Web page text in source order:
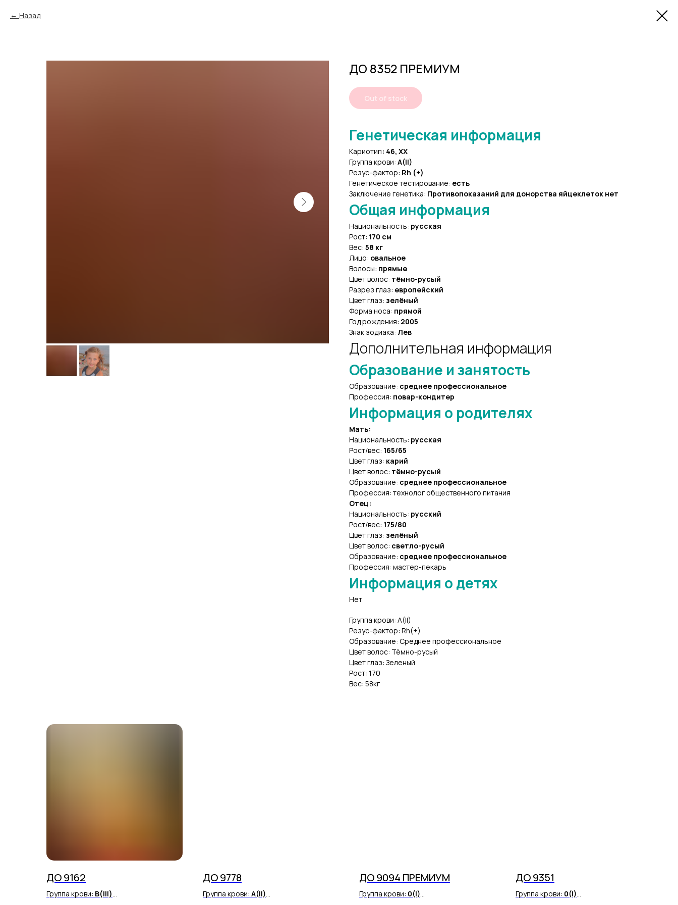
Назад
ДО 8352 ПРЕМИУМ
Out of stock
Генетическая информация
Кариотип: 46, XX
Группа крови: A(II)
Резус-фактор: Rh (+)
Генетическое тестирование: есть
Заключение генетика: Противопоказаний для донорства яйцеклеток нет
Общая информация
Национальность: русская
Рост: 170 см
Вес: 58 кг
Лицо: овальное
Волосы: прямые
Цвет волос: тёмно-русый
Разрез глаз: европейский
Цвет глаз: зелёный
Форма носа: прямой
Год рождения: 2005
Знак зодиака: Лев
Дополнительная информация
Образование и занятость
Образование: среднее профессиональное
Профессия: повар-кондитер
Информация о родителях
Мать:
Национальность: русская
Рост/вес: 165/65
Цвет глаз: карий
Цвет волос: тёмно-русый
Образование: среднее профессиональное
Профессия: технолог общественного питания
Отец:
Национальность: русский
Рост/вес: 175/80
Цвет глаз: зелёный
Цвет волос: светло-русый
Образование: среднее профессиональное
Профессия: мастер-пекарь
Информация о детях
Нет
Группа крови: A(II)
Резус-фактор: Rh(+)
Образование: Среднее профессиональное
Цвет волос: Тёмно-русый
Цвет глаз: Зеленый
Рост: 170
Вес: 58кг
ДО 9162
Группа крови: В(III)
ДО 9778
Группа крови: A(II)
ДО 9094 ПРЕМИУМ
Группа крови: 0(I)
ДО 9351
Группа крови: 0(I)